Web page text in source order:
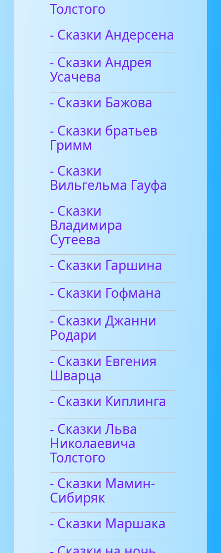
Толстого
- Сказки Андерсена
- Сказки Андрея
Усачева
- Сказки Бажова
- Сказки братьев
Гримм
- Сказки
Вильгельма Гауфа
- Сказки
Владимира
Сутеева
- Сказки Гаршина
- Сказки Гофмана
- Сказки Джанни
Родари
- Сказки Евгения
Шварца
- Сказки Киплинга
- Сказки Льва
Николаевича
Толстого
- Сказки Мамин-
Сибиряк
- Сказки Маршака